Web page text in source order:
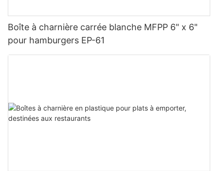
Boîte à charnière carrée blanche MFPP 6" x 6"
pour hamburgers EP-61